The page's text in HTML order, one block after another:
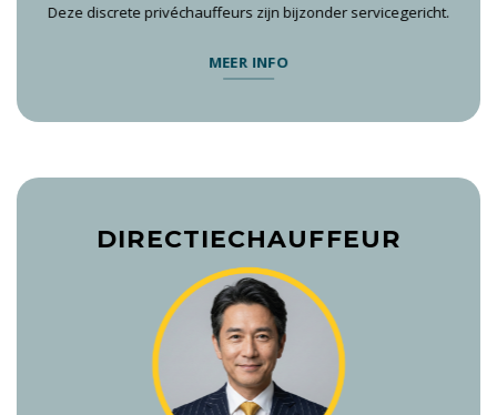
Deze discrete privéchauffeurs zijn bijzonder servicegericht.
MEER INFO
DIRECTIECHAUFFEUR